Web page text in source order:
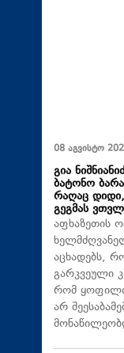
08 აგვისტო
გია
ბატონო
რაღაც
გეგმას
აფხაზეთის
აცხადებს,
გარკვეული
რომ ყოფილი
არ